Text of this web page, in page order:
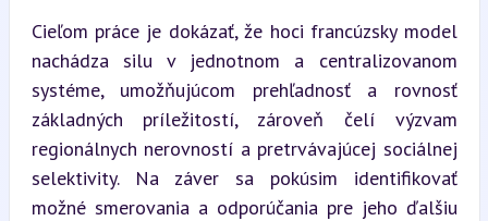
Cieľom práce je dokázať, že hoci francúzsky model
nachádza silu v jednotnom a centralizovanom
systéme, umožňujúcom prehľadnosť a rovnosť
základných príležitostí, zároveň čelí výzvam
regionálnych nerovností a pretrvávajúcej sociálnej
selektivity. Na záver sa pokúsim identifikovať
možné smerovania a odporúčania pre jeho ďalšiu